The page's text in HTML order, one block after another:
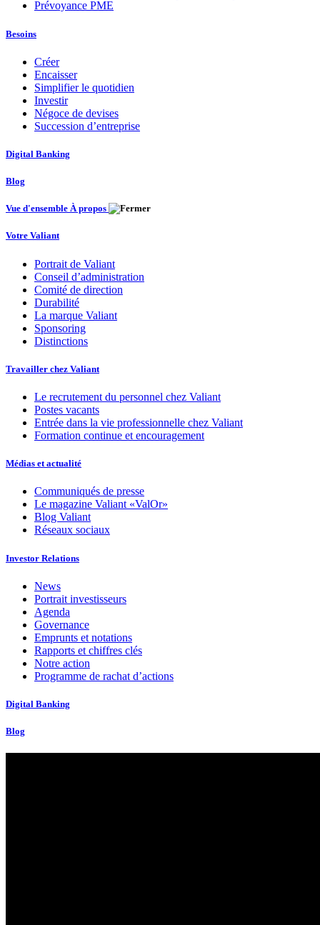
Prévoyance PME
Besoins
Créer
Encaisser
Simplifier le quotidien
Investir
Négoce de devises
Succession d’entreprise
Digital Banking
Blog
Vue d'ensemble À propos
Votre Valiant
Portrait de Valiant
Conseil d’administration
Comité de direction
Durabilité
La marque Valiant
Sponsoring
Distinctions
Travailler chez Valiant
Le recrutement du personnel chez Valiant
Postes vacants
Entrée dans la vie professionnelle chez Valiant
Formation continue et encouragement
Médias et actualité
Communiqués de presse
Le magazine Valiant «ValOr»
Blog Valiant
Réseaux sociaux
Investor Relations
News
Portrait investisseurs
Agenda
Governance
Emprunts et notations
Rapports et chiffres clés
Notre action
Programme de rachat d’actions
Digital Banking
Blog